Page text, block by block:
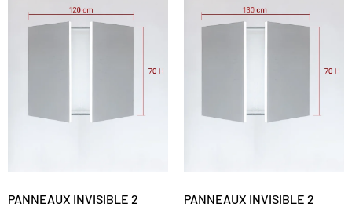
PANNEAUX INVISIBLE 2
PANNEAUX INVISIBLE 2